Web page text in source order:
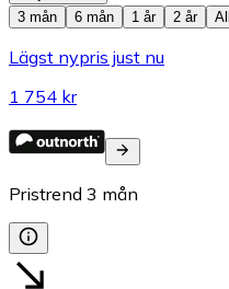
3 mån
6 mån 1 år 2 år
Lägst nypris just nu
1 754 kr
Pristrend 3 mån